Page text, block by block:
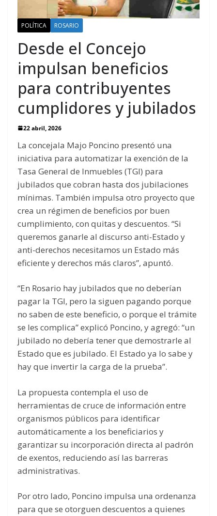
POLÍTICA ROSARIO
Desde el Concejo
impulsan beneficios
para contribuyentes
cumplidores y jubilados
22 abril, 2026
La concejala Majo Poncino presentó una
iniciativa para automatizar la exención de la
Tasa General de Inmuebles (TGI) para
jubilados que cobran hasta dos jubilaciones
mínimas. También impulsa otro proyecto que
crea un régimen de beneficios por buen
cumplimiento, con quitas y descuentos. “Si
queremos ganarle al discurso anti-Estado y
anti-derechos necesitamos un Estado más
eficiente y derechos más claros”, apuntó.
“En Rosario hay jubilados que no deberían
pagar la TGI, pero la siguen pagando porque
no saben de este beneficio, o porque el trámite
se les complica” explicó Poncino, y agregó: “un
jubilado no debería tener que demostrarle al
Estado que es jubilado. El Estado ya lo sabe y
hay que invertir la carga de la prueba”.
La propuesta contempla el uso de
herramientas de cruce de información entre
organismos públicos para identificar
automáticamente a los beneficiarios y
garantizar su incorporación directa al padrón
de exentos, reduciendo así las barreras
administrativas.
Por otro lado, Poncino impulsa una ordenanza
para que se otorguen descuentos a quienes